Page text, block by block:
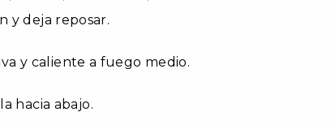
y deja reposar.
y caliente a fuego medio.
hacia abajo.